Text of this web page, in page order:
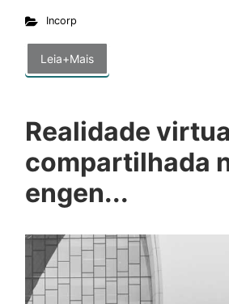
Incorp
Leia+Mais
Realidade
compartilhada
engen...